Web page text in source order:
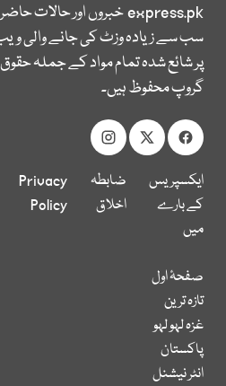
express.pkخبروں اور حالات
سب سے زیادہ وزٹ کی جانے والی
پر شائع شدہ تمام مواد کے جملہ
گروپ محفوظ ہیں۔
ایکسپریس
کے بارے
میں
ضابطہ
اخلاق
Privacy
Policy
صفحۂ اول
تازہ ترین
غزہ لہو لہو
پاکستان
انٹر نیشنل